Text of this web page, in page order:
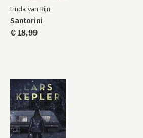
Linda van Rijn
Santorini
€ 18,99